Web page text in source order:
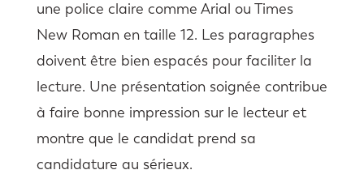
une police claire comme Arial ou Times
New Roman en taille 12. Les paragraphes
doivent être bien espacés pour faciliter la
lecture. Une présentation soignée contribue
à faire bonne impression sur le lecteur et
montre que le candidat prend sa
candidature au sérieux.